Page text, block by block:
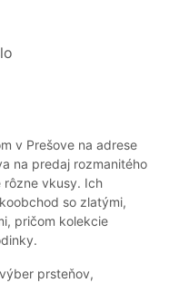
v Prešove na adrese
na predaj rozmanitého
rôzne vkusy. Ich
so zlatými,
pričom kolekcie
prsteňov,